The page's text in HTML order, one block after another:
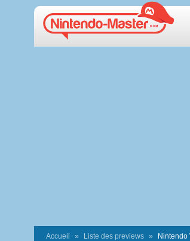
Accueil Liste des previews Nintendo